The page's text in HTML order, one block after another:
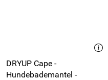
DRYUP Cape -
Hundebademantel -